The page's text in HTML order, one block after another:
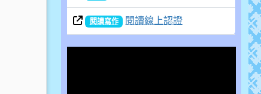
閱讀寫作 閱讀線上認證